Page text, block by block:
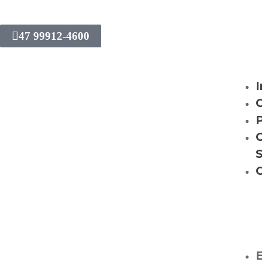
47 99912-4600